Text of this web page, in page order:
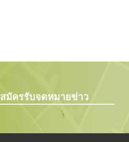
สมัครรับจดหมายข่าว